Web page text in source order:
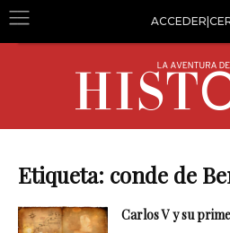
Etiqueta: conde de
Carlos V y su